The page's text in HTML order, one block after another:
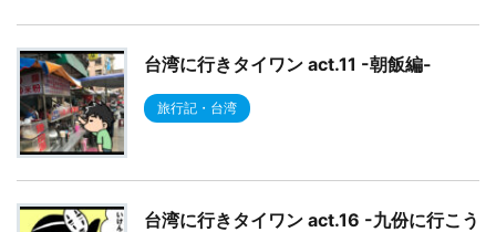
台湾に行きタイワン act.11 -朝飯編-
旅行記・台湾
台湾に行きタイワン act.16 -九份に行こう